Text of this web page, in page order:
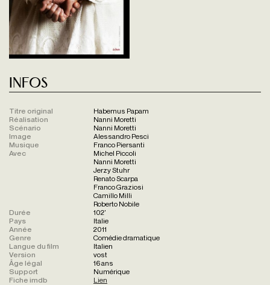
Infos
Titre original
Habemus Papam
Réalisation
Nanni Moretti
Scénario
Nanni Moretti
Image
Alessandro Pesci
Musique
Franco Piersanti
Avec
Michel Piccoli
Nanni Moretti
Jerzy Stuhr
Renato Scarpa
Franco Graziosi
Camillo Milli
Roberto Nobile
Durée
102'
Pays
Italie
Année
2011
Genre
Comédie dramatique
Langue du film
Italien
Version
vost
Âge légal
16 ans
Support
Numérique
Fiche imdb
Lien